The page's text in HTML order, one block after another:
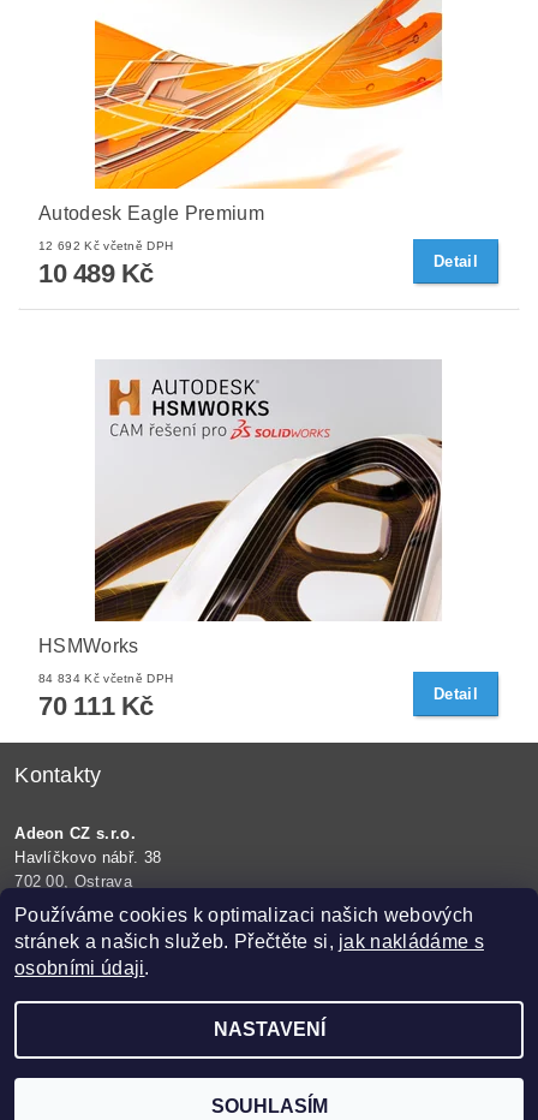
Autodesk Eagle Premium
12 692 Kč včetně DPH
10 489 Kč Detail
HSMWorks
84 834 Kč včetně DPH
70 111 Kč Detail
Kontakty
Adeon CZ s.r.o.
Havlíčkovo nábř. 38
702 00, Ostrava
IČ: 26276038, DIČ: CZ26276038
Web: www.adeon.cz
Tel:+420 558 273 502
E-mail:eshop@adeon.cz
2026 ©eShop Adeon, všechna práva vyhrazena
Vytvořil Shoptet
Používáme cookies k optimalizaci našich webových
stránek a našich služeb. Přečtěte si, jak nakládáme s
osobními údaji.
NASTAVENÍ
SOUHLASÍM